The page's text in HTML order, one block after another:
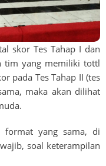
skor Tes Tahap I dan
tim yang memiliki tottl
pada Tes Tahap II (tes
maka akan dilihat
format yang sama, di
soal keterampilan